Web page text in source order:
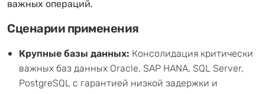
важных операций.
Сценарии применения
Крупные базы данных: Консолидация критически
важных баз данных Oracle, SAP HANA, SQL Server,
PostgreSQL с гарантией низкой задержки и